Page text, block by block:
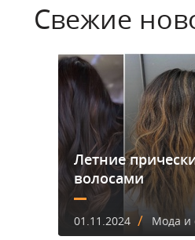
Свежие
Летние
волосами
01.11.2024 / Мода и